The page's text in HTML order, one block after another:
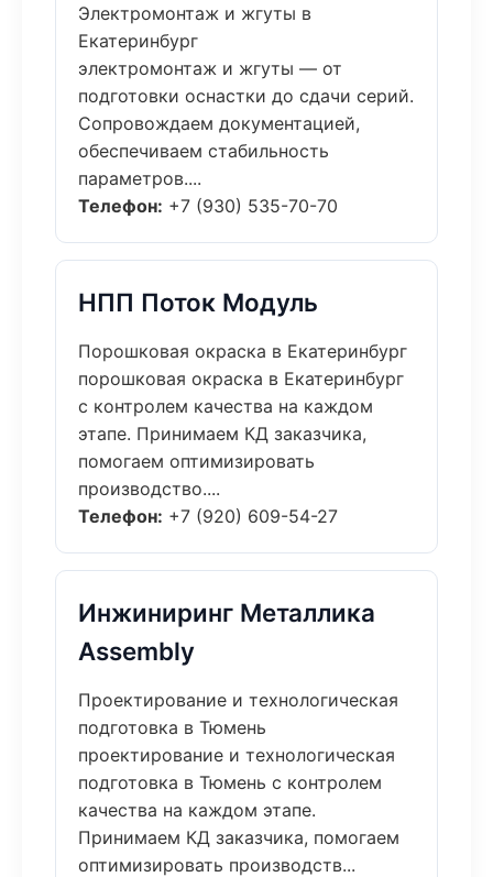
Электромонтаж и жгуты в
Екатеринбург
электромонтаж и жгуты — от
подготовки оснастки до сдачи серий.
Сопровождаем документацией,
обеспечиваем стабильность
параметров....
Телефон: +7 (930) 535-70-70
НПП Поток Модуль
Порошковая окраска в Екатеринбург
порошковая окраска в Екатеринбург
с контролем качества на каждом
этапе. Принимаем КД заказчика,
помогаем оптимизировать
производство....
Телефон: +7 (920) 609-54-27
Инжиниринг Металлика
Assembly
Проектирование и технологическая
подготовка в Тюмень
проектирование и технологическая
подготовка в Тюмень с контролем
качества на каждом этапе.
Принимаем КД заказчика, помогаем
оптимизировать производств...